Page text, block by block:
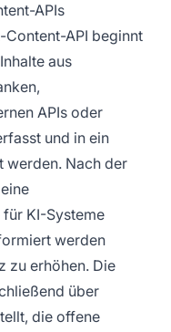
APIs
API beginnt
Inhalte aus
APIs oder
und in ein
werden. Nach der
für KI-Systeme
werden
zu erhöhen. Die
über
die offene